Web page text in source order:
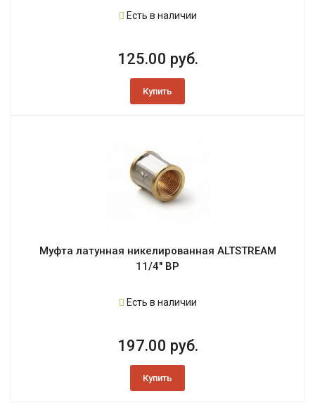
Есть в наличии
125.00 руб.
Купить
Муфта латунная никелированная ALTSTREAM
11/4" ВР
Есть в наличии
197.00 руб.
Купить